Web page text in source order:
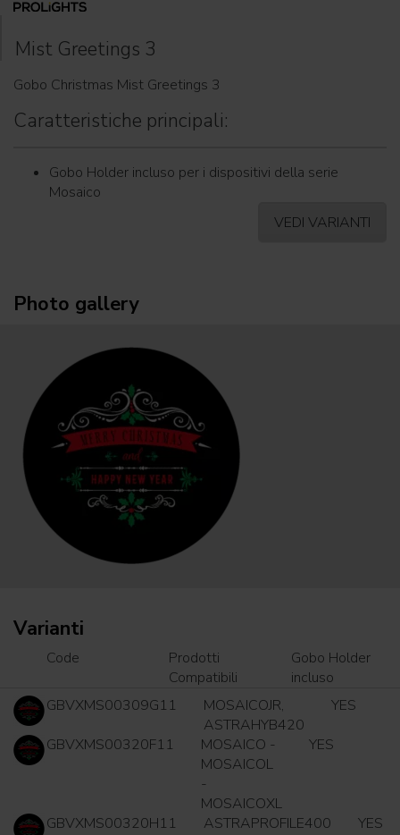
Mist Greetings 3
Gobo Christmas Mist Greetings 3
Caratteristiche principali:
Gobo Holder incluso per i dispositivi della serie
Mosaico
VEDI VARIANTI
Photo gallery
Varianti
Code
Prodotti
Compatibili
Gobo Holder
incluso
GBVXMS00309G11
MOSAICOJR,
ASTRAHYB420
YES
GBVXMS00320F11
MOSAICO -
MOSAICOL
-
MOSAICOXL
YES
GBVXMS00320H11 ASTRAPROFILE400
YES